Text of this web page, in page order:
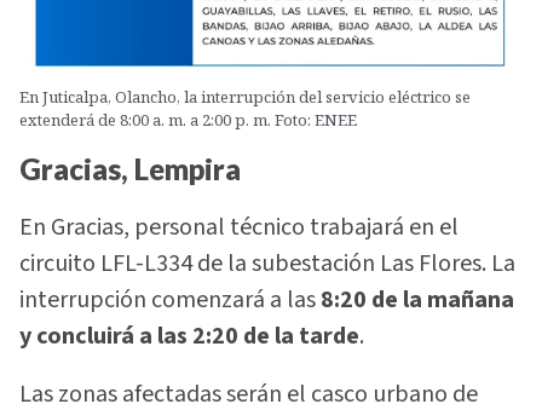
En Juticalpa, Olancho, la interrupción del servicio eléctrico se
extenderá de 8:00 a. m. a 2:00 p. m. Foto: ENEE
Gracias, Lempira
En Gracias, personal técnico trabajará en el
circuito LFL-L334 de la subestación Las Flores. La
interrupción comenzará a las8:20 de la mañana
y concluirá a las 2:20 de la tarde.
Las zonas afectadas serán el casco urbano de